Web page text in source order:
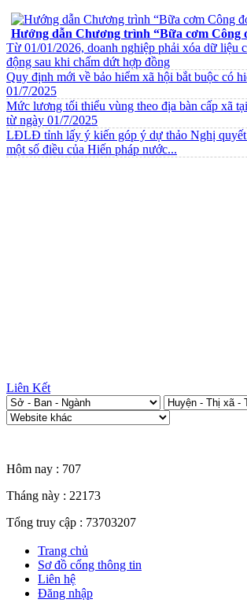
Hướng dẫn Chương trình “Bữa cơm Công
Từ 01/01/2026, doanh nghiệp phải xóa dữ liệu
động sau khi chấm dứt hợp đồng
Quy định mới về bảo hiểm xã hội bắt buộc có
01/7/2025
Mức lương tối thiểu vùng theo địa bàn cấp xã
từ ngày 01/7/2025
LĐLĐ tỉnh lấy ý kiến góp ý dự thảo Nghị quyết
một số điều của Hiến pháp nước...
Liên Kết
Hôm nay : 707
Tháng này : 22173
Tổng truy cập : 73703207
Trang chủ
Sơ đồ cổng thông tin
Liên hệ
Đăng nhập